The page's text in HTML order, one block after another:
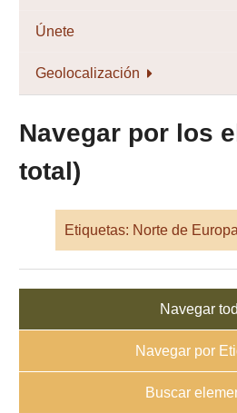
Únete
Geolocalización
Navegar por los
total)
Etiquetas: Norte de Europa
Navegar
Navegar por
Buscar